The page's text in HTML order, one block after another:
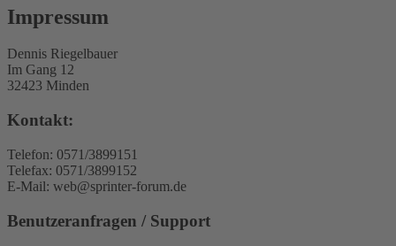
Impressum
Dennis Riegelbauer
Im Gang 12
32423 Minden
Kontakt:
Telefon: 0571/3899151
Telefax: 0571/3899152
E-Mail: web@sprinter-forum.de
Benutzeranfragen / Support